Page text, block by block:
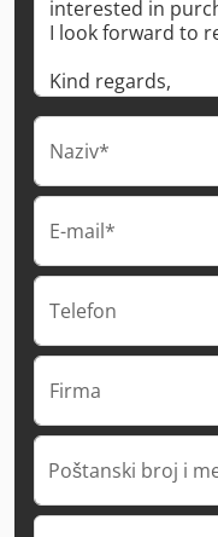
Naziv*
E-mail*
Telefon
Firma
Poštanski broj i